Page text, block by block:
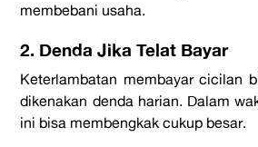
membebani usaha.
2. Denda Jika Telat Bayar
Keterlambatan membayar cicilan
dikenakan denda harian. Dalam
ini bisa membengkak cukup besar.